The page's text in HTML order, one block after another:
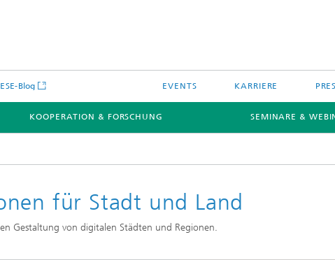
Blog EVENTS KARRIERE
KOOPERATION & FORSCHUNG SEMINARE &
für Stadt und Land
Gestaltung von digitalen Städten und Regionen.